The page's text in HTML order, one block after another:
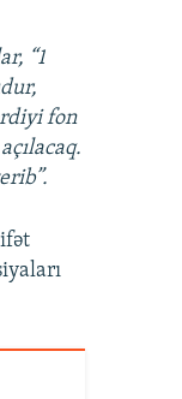
“1
fon